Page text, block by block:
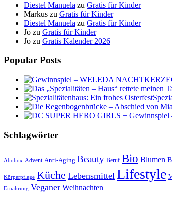
Diestel Manuela zu Gratis für Kinder
Markus zu Gratis für Kinder
Diestel Manuela zu Gratis für Kinder
Jo zu Gratis für Kinder
Jo zu Gratis Kalender 2026
Popular Posts
Schlagwörter
Abobox Advent Anti-Aging Beauty Beruf Bio Blumen
Körperpflege Küche Lebensmittel Lifestyle
Ernährung Veganer Weihnachten